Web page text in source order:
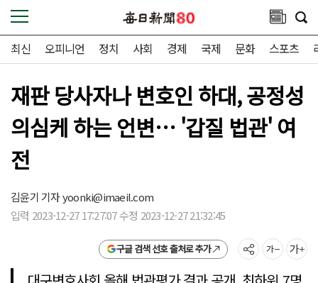
최신 오피니언 정치 사회 경제 국제 문화 스포츠
재판 당사자나 변호인 하대, 공정성
의심케 하는 언변… '갑질 법관' 여
전
김윤기 기자yoonki@imaeil.com
입력 2023-12-27 17:27:07 수정 2023-12-27 21:32:45
구글 검색 선호 출처로 추가